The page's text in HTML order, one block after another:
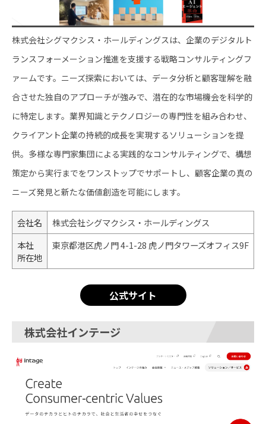
株式会社シグマクシス・ホールディングスは、企業のデジタルト
ランスフォーメーション推進を支援する戦略コンサルティングフ
ァームです。ニーズ探索においては、データ分析と顧客理解を融
合させた独自のアプローチが強みで、潜在的な市場機会を科学的
に特定します。業界知識とテクノロジーの専門性を組み合わせ、
クライアント企業の持続的成長を実現するソリューションを提
供。多様な専門家集団による実践的なコンサルティングで、構想
策定から実行までをワンストップでサポートし、顧客企業の真の
ニーズ発見と新たな価値創造を可能にします。
会社名
株式会社シグマクシス・ホールディングス
本社
所在地
東京都港区虎ノ門 4-1-28 虎ノ門タワーズオフィス9F
公式サイト
株式会社インテージ